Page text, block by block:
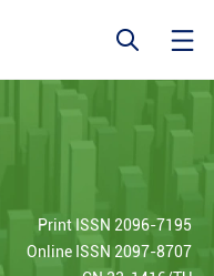
Print ISSN 2096-7195
Online ISSN 2097-8707